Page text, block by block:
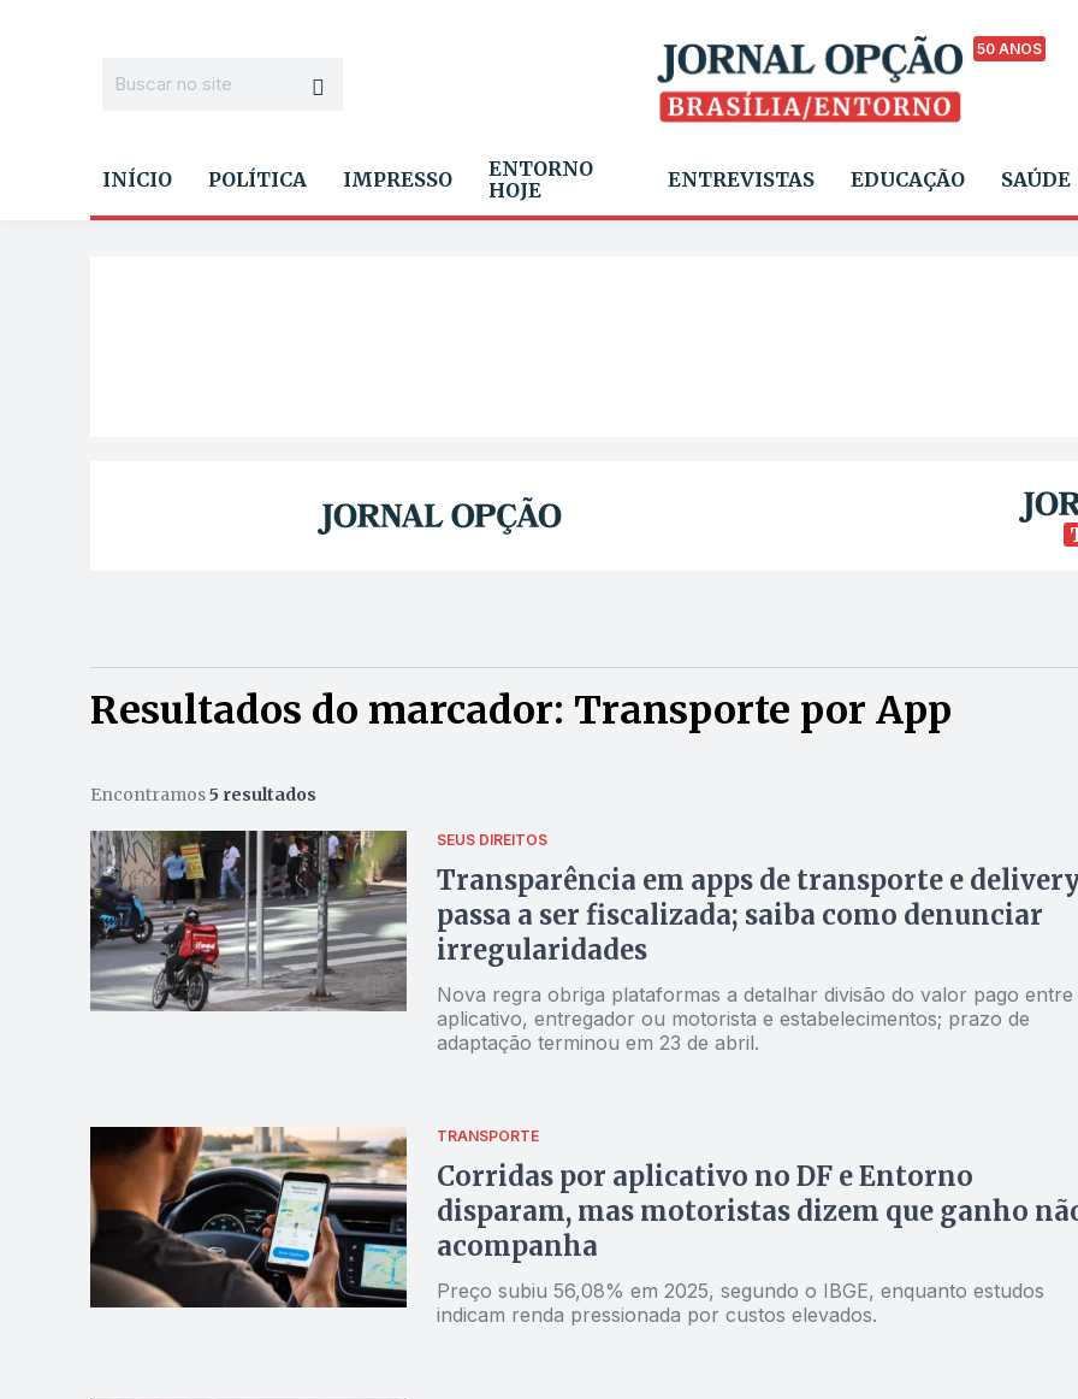
50 ANOS
INÍCIO POLÍTICA IMPRESSO
ENTORNO
HOJE
ENTREVISTAS EDUCAÇÃO SAÚDE
Resultados do marcador: Transporte por App
Encontramos5 resultados
SEUS DIREITOS
Transparência em apps de transporte e
passa a ser fiscalizada; saiba como denunciar
irregularidades
Nova regra obriga plataformas a detalhar divisão do valor pago entre
aplicativo, entregador ou motorista e estabelecimentos; prazo de
adaptação terminou em 23 de abril.
TRANSPORTE
Corridas por aplicativo no DF e Entorno
disparam, mas motoristas dizem que ganho
acompanha
Preço subiu 56,08% em 2025, segundo o IBGE, enquanto estudos
indicam renda pressionada por custos elevados.